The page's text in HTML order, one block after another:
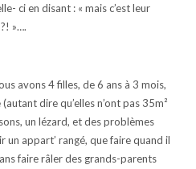
ci en disant : « mais c’est leur
»….
avons 4 filles, de 6 ans à 3 mois,
dire qu’elles n’ont pas 35m²
un lézard, et des problèmes
appart’ rangé, que faire quand il
faire râler des grands-parents